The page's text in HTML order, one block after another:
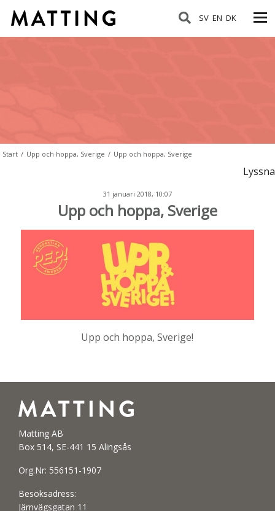
SV EN DK
Start / Upp och hoppa, Sverige / Upp och hoppa, Sverige
Lyssna
31 januari 2018, 10:07
Upp och hoppa, Sverige
Upp och hoppa, Sverige!
Matting AB
Box 514, SE-441 15 Alingsås
Org.Nr: 556151-1907
Besöksadress:
Järnvägsgatan 11